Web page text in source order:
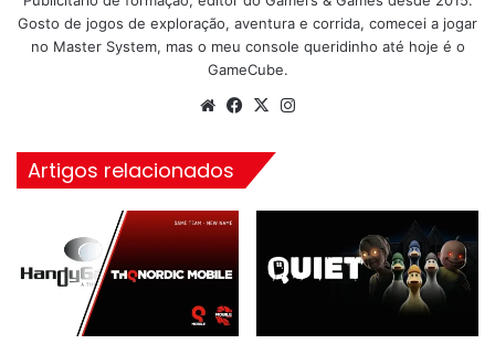
Gosto de jogos de exploração, aventura e corrida, comecei a jogar
no Master System, mas o meu console queridinho até hoje é o
GameCube.
WebsiteFacebook
X
Artigos relacionados